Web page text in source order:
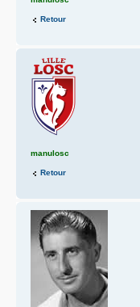
Retour
manulosc
Retour